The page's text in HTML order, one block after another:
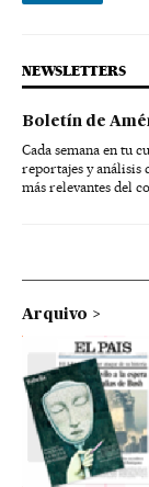
NEWSLETTERS
Boletín de
Cada semana en tu
reportajes y análisis
más relevantes del
Arquivo